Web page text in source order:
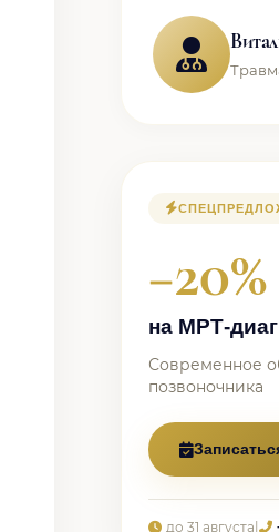
−20%
на МРТ-
Современное
позвоночника
до 31 августа